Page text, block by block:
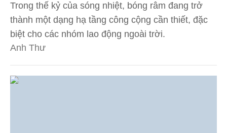
Trong thế kỷ của sóng nhiệt, bóng râm đang trở
thành một dạng hạ tầng công cộng cần thiết, đặc
biệt cho các nhóm lao động ngoài trời.
Anh Thư